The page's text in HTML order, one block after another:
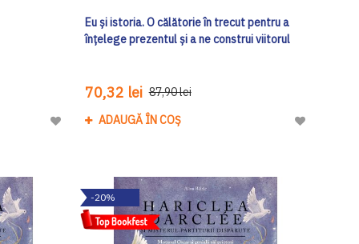
Adaugă
Dorinte
Eu și istoria. O călătorie în trecut pentru a
înțelege prezentul și a ne construi viitorul
70,32 lei 87,90 lei
ADAUGĂ ÎN COȘ
Adaugă
-20%